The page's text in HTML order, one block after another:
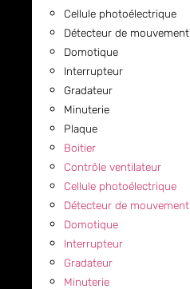
Cellule photoélectrique
Détecteur de mouvement
Domotique
Interrupteur
Gradateur
Minuterie
Plaque
Boitier
Contrôle ventilateur
Cellule photoélectrique
Détecteur de mouvement
Domotique
Interrupteur
Gradateur
Minuterie